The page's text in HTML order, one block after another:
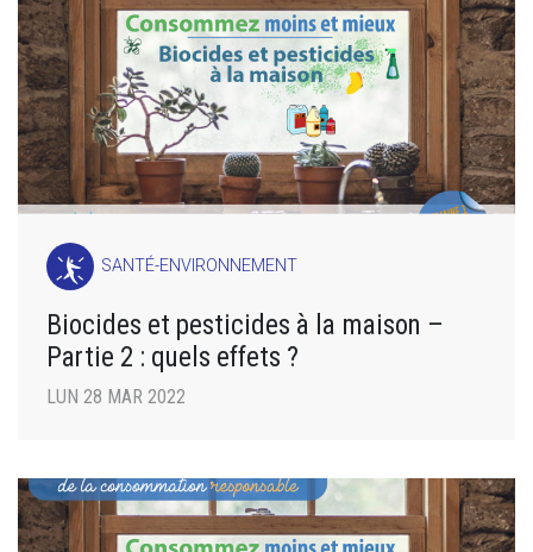
SANTÉ-ENVIRONNEMENT
Biocides et pesticides à la maison –
Partie 2 : quels effets ?
LUN 28 MAR 2022